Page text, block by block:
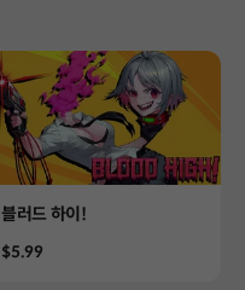
Product
블러드 하이!
Price
$5.99